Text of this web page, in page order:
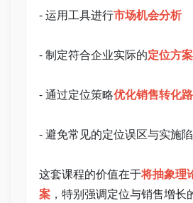
- 运用工具进行市场机会分析
- 制定符合企业实际的定位方案
- 通过定位策略优化销售转化
- 避免常见的定位误区与实施
这套课程的价值在于将抽象理
案 ，特别强调定位与销售增长